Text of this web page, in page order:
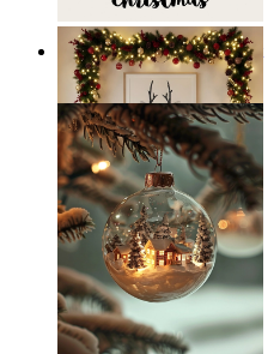
Skandinavisk Julväggkonst
Från 149 kr